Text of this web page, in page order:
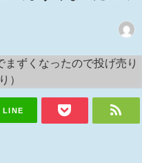
LINE